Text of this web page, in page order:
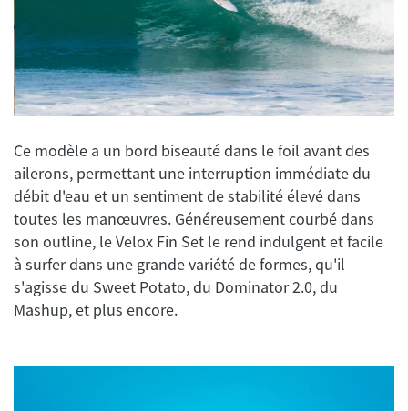
Ce modèle a un bord biseauté dans le foil avant des
ailerons, permettant une interruption immédiate du
débit d'eau et un sentiment de stabilité élevé dans
toutes les manœuvres. Généreusement courbé dans
son outline, le Velox Fin Set le rend indulgent et facile
à surfer dans une grande variété de formes, qu'il
s'agisse du Sweet Potato, du Dominator 2.0, du